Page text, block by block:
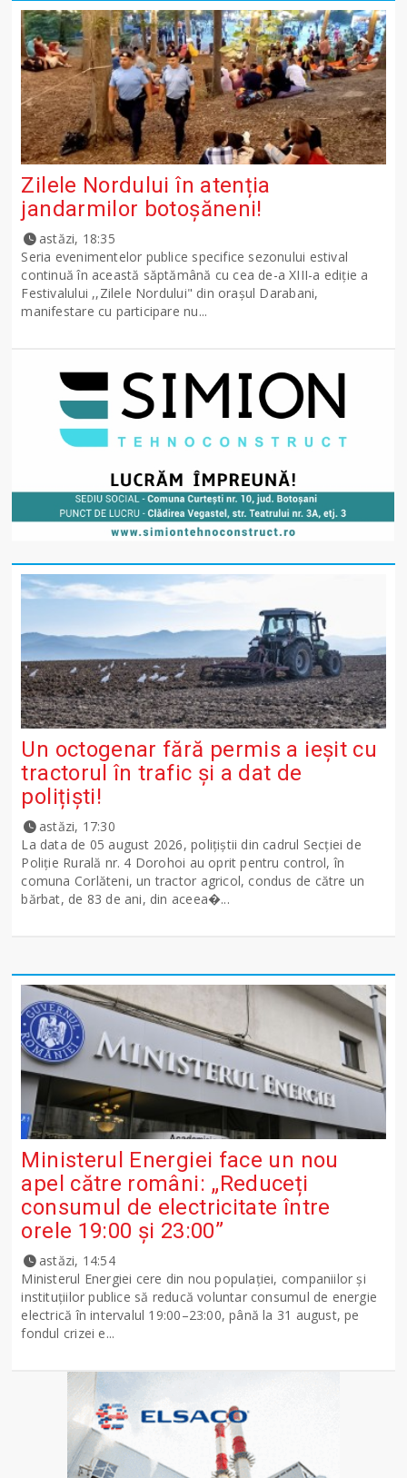
Zilele Nordului în atenția
jandarmilor botoșăneni!
astăzi, 18:35
Seria evenimentelor publice specifice sezonului estival
continuă în această săptămână cu cea de-a XIII-a ediție a
Festivalului ,,Zilele Nordului" din orașul Darabani,
manifestare cu participare nu...
Un octogenar fără permis a ieșit cu
tractorul în trafic și a dat de
polițiști!
astăzi, 17:30
La data de 05 august 2026, polițiștii din cadrul Secției de
Poliție Rurală nr. 4 Dorohoi au oprit pentru control, în
comuna Corlăteni, un tractor agricol, condus de către un
bărbat, de 83 de ani, din aceea�...
Ministerul Energiei face un nou
apel către români: „Reduceți
consumul de electricitate între
orele 19:00 și 23:00”
astăzi, 14:54
Ministerul Energiei cere din nou populației, companiilor și
instituțiilor publice să reducă voluntar consumul de energie
electrică în intervalul 19:00–23:00, până la 31 august, pe
fondul crizei e...